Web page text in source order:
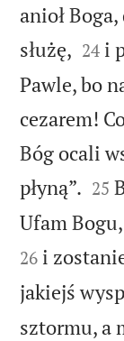
anioł
służę, 

24 i
Pawle, bo
cezarem!
Bóg ocali
płyną”. 

25
Ufam
26 i
jakiejś
sztormu, a